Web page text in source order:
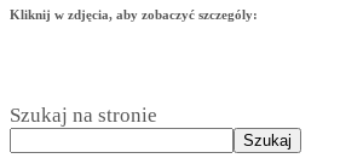
Kliknij w zdjęcia, aby zobaczyć szczególy:
Szukaj na stronie
Szukaj